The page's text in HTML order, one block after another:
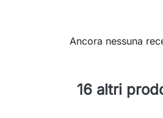
Ancora nessuna
16 altri